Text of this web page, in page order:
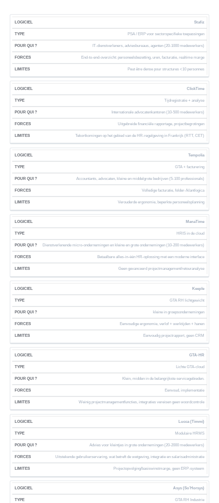
S
O
F
T
W
A
R
E
T
Y
P
E
O
R
E
S
?
S
E
E
N
E
P
K
N
Stafiz
PSA / ERP voor sectorspecifieke toepassingen
IT-dienstverleners, adviesbureaus, agenten (20-1000 medewerkers)
End-to-end-overzicht: personeelsbezetting, uren, facturatie, realtime marge
Peut être dense pour structures <10 personnes
ClickTime
Tijdregistratie + analyse
Internationale advocatenkantoren (10-500 medewerkers)
Uitgebreide financiële rapportage, projectbegrotingen
Tekortkomingen op het gebied van de HR-regelgeving in Frankrijk (RTT, CET)
Tempolia
GTA + facturering
Accountants, advocaten, kleine en middelgrote bedrijven (5-100 professionals)
Volledige facturatie, folder-/klantlogica
Verouderde ergonomie, beperkte personeelsplanning
ManaTime
HRIS in de cloud
Dienstverlenende micro-ondernemingen en kleine en grote ondernemingen (10-200 medewerkers)
Betaalbare alles-in-één HR-oplossing met een moderne interface
Geen gevanceerd projectmanagement/retouranalyse
Keeple
GTA RH lichtgewicht
kleine in groepsondernemingen
Eenvoudige ergonomie, verlof + werktijden + hanen
Eenvoudig projectrapport, geen CRM
GTA-HR
Lichte GTA-cloud
Klein, midden in de belangrijkste servicegebieden.
Eenvoud, implementatie
Weinig projectmanagementfuncties, integraties vereisen geen woordcontrole
Lucca (Timmi)
Modulaire HRMS
Advies voor kleintjes in grote ondernemingen (20-2000 medewerkers)
Uitstekende gebruikerservaring, wat betreft de wetgeving, integratie en salarisadministratie
Projectopvolging/basiswinstmarge, geen ERP-systeem
Asys (So’Horsys)
GTA RH Industrie